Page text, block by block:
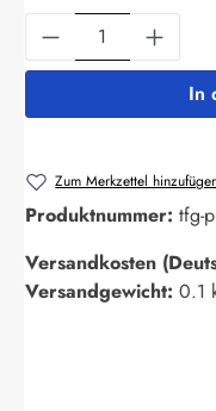
Produkt
In
Zum Merkzettel
Produktnummer: tfg-
Versandkosten
Versandgewicht: 0.1